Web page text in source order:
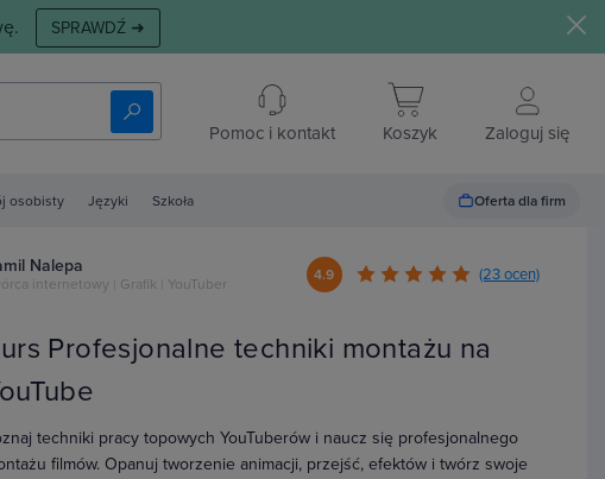
SPRAWDŹ ➜
Pomoc i kontakt Koszyk Zaloguj się
osobisty Języki Szkoła Oferta dla firm
Nalepa
internetowy | Grafik | YouTuber
4.9 (23 ocen)
Profesjonalne techniki montażu na
techniki pracy topowych YouTuberów i naucz się profesjonalnego
filmów. Opanuj tworzenie animacji, przejść, efektów i twórz swoje